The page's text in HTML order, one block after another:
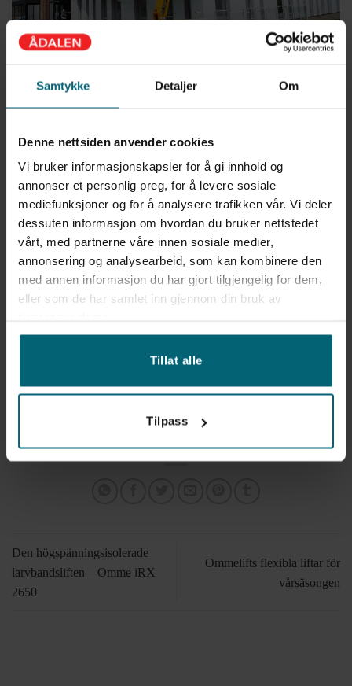
Samtykke Detaljer Om
Denne nettsiden anvender cookies
Vi bruker informasjonskapsler for å gi innhold og
annonser et personlig preg, for å levere sosiale
mediefunksjoner og for å analysere trafikken vår. Vi deler
dessuten informasjon om hvordan du bruker nettstedet
vårt, med partnerne våre innen sosiale medier,
annonsering og analysearbeid, som kan kombinere den
med annen informasjon du har gjort tilgjengelig for dem,
eller som de har samlet inn gjennom din bruk av
Tillat alle
Tilpass
fredrik.neias@aadalen.se
Den högspänningsisolerade
larvbandsliften – Omme iRX
2650
Ommelifts flexibla liftar för
vårsäsongen